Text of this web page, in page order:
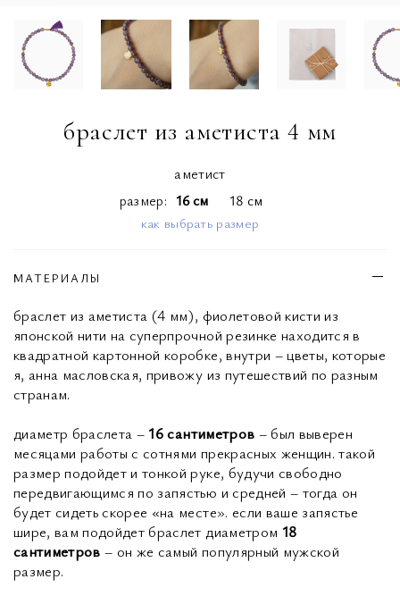
браслет из аметиста 4 мм
аметист
размер
16 см 18 см
как выбрать размер
МАТЕРИАЛЫ
браслет из аметиста (4 мм), фиолетовой кисти из
японской нити на суперпрочной резинке находится в
квадратной картонной коробке, внутри – цветы, которые
я, анна масловская, привожу из путешествий по разным
странам.
диаметр браслета – 16 сантиметров – был выверен
месяцами работы с сотнями прекрасных женщин. такой
размер подойдет и тонкой руке, будучи свободно
передвигающимся по запястью и средней – тогда он
будет сидеть скорее «на месте». если ваше запястье
шире, вам подойдет браслет диаметром 18
сантиметров – он же самый популярный мужской
размер.